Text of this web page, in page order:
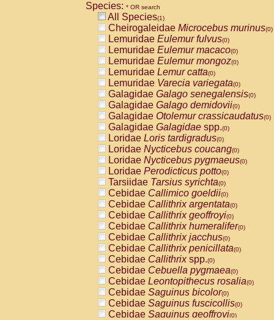
Species: * OR search
All Species(1)
Cheirogaleidae Microcebus murinus(0)
Lemuridae Eulemur fulvus(0)
Lemuridae Eulemur macaco(0)
Lemuridae Eulemur mongoz(0)
Lemuridae Lemur catta(0)
Lemuridae Varecia variegata(0)
Galagidae Galago senegalensis(0)
Galagidae Galago demidovii(0)
Galagidae Otolemur crassicaudatus(0)
Galagidae Galagidae spp.(0)
Loridae Loris tardigradus(0)
Loridae Nycticebus coucang(0)
Loridae Nycticebus pygmaeus(0)
Loridae Perodicticus potto(0)
Tarsiidae Tarsius syrichta(0)
Cebidae Callimico goeldii(0)
Cebidae Callithrix argentata(0)
Cebidae Callithrix geoffroyi(0)
Cebidae Callithrix humeralifer(0)
Cebidae Callithrix jacchus(0)
Cebidae Callithrix penicillata(0)
Cebidae Callithrixspp.(0)
Cebidae Cebuella pygmaea(0)
Cebidae Leontopithecus rosalia(0)
Cebidae Saguinus bicolor(0)
Cebidae Saguinus fuscicollis(0)
Cebidae Saguinus geoffroyi(0)